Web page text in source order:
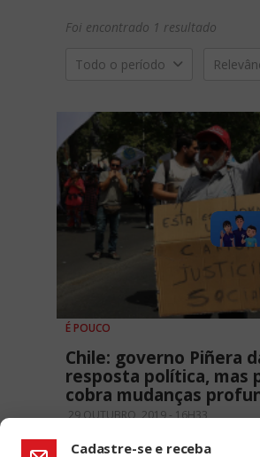
Foi encontrado 1 resultado
Todo o período
É POUCO
Chile: governo Piñera
resposta política, mas
cobra mudanças
29 OUTUBRO, 2019 - 16H33
Cadastre-se e receba